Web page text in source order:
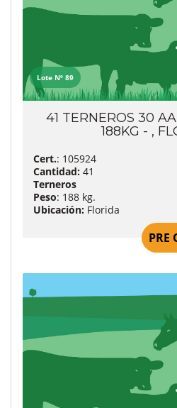
Lote Nº 89
41 TERNEROS 30
188KG - ,
Cert.: 105924
Cantidad: 41
Terneros
Peso: 188 kg.
Ubicación: Florida
PRE